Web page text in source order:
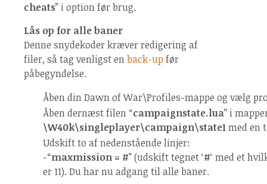
cheats” i option før brug.
Lås op for alle baner
Denne snydekoder kræver redigering af
filer, så tag venligst enback-up før
påbegyndelse.
Åben din Dawn of War\Profiles-mappe og vælg
Åben dernæst filen “campaignstate.lua” i
\W40k\singleplayer\campaign\state1med en
Udskift to af nedenstående linjer:
-“maxmission = #” (udskift tegnet ‘#‘ med et
er 11). Du har nu adgang til alle baner.